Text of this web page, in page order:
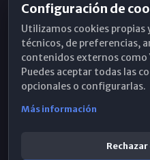
Horarios de Misa
Hemeroteca
WhatsApp
Configuración de
Utilizamos cookies propias
técnicos, de preferencias,
contenidos externos como
Puedes aceptar todas las
opcionales o configurarlas.
Más información